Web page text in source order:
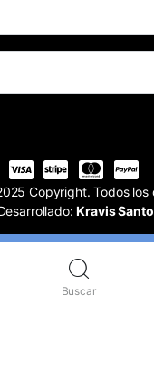
Copyright. Todos los
Kravis
Buscar